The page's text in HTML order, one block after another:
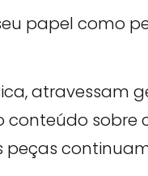
papel como
atravessam
conteúdo sobre
peças